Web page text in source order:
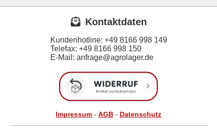
Kontaktdaten
Kundenhotline: +49 8166 998 149
Telefax: +49 8166 998 150
E-Mail: anfrage@agrolager.de
Impressum - AGB - Datenschutz